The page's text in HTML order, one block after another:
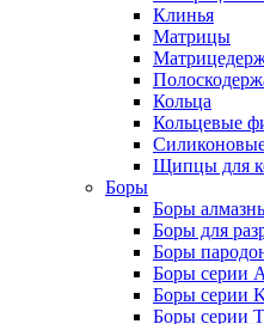
Клинья
Матрицы
Кольца
Кольцевые
Щипцы для
Боры
Боры
Боры для
Боры
Боры серии
Боры серии
Боры серии